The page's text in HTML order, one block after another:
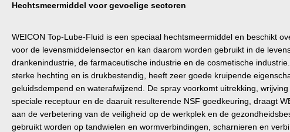
Hechtsmeermiddel voor gevoelige sectoren
WEICON Top-Lube-Fluid is een speciaal hechtsmeermiddel en beschikt
voor de levensmiddelensector en kan daarom worden gebruikt in de
drankenindustrie, de farmaceutische industrie en de cosmetische
sterke hechting en is drukbestendig, heeft zeer goede kruipende
geluidsdempend en waterafwijzend. De spray voorkomt uitrekking,
speciale receptuur en de daaruit resulterende NSF goedkeuring, draagt
aan de verbetering van de veiligheid op de werkplek en de
gebruikt worden op tandwielen en wormverbindingen, scharnieren en